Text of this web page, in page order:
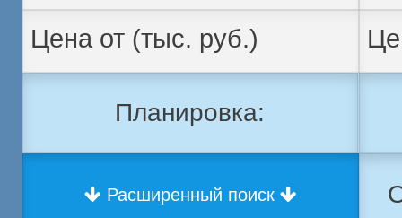
Планировка:
Расширенный поиск